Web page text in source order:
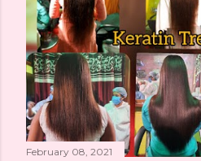
s
February 08, 2021